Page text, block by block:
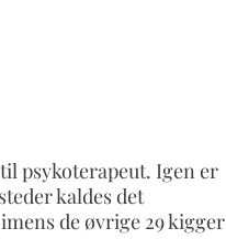
psykoterapeut. Igen er
kaldes det
de øvrige 29 kigger